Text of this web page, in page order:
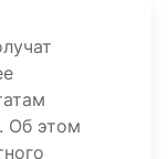
Об этом